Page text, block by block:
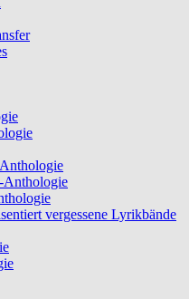
Anthologie
vergessene Lyrikbände